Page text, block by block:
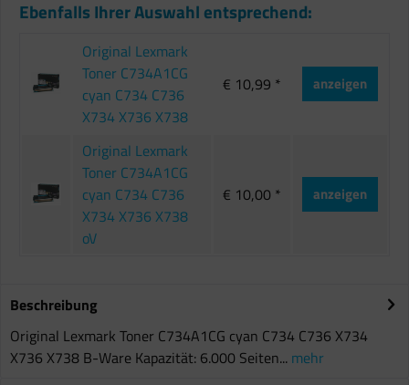
Ebenfalls Ihrer Auswahl entsprechend:
Original Lexmark
Toner C734A1CG
cyan C734 C736
X734 X736 X738
€ 10,99 * anzeigen
Original Lexmark
Toner C734A1CG
cyan C734 C736
X734 X736 X738
oV
€ 10,00 * anzeigen
Beschreibung
Original Lexmark Toner C734A1CG cyan C734 C736 X734
X736 X738 B-Ware Kapazität: 6.000 Seiten... mehr